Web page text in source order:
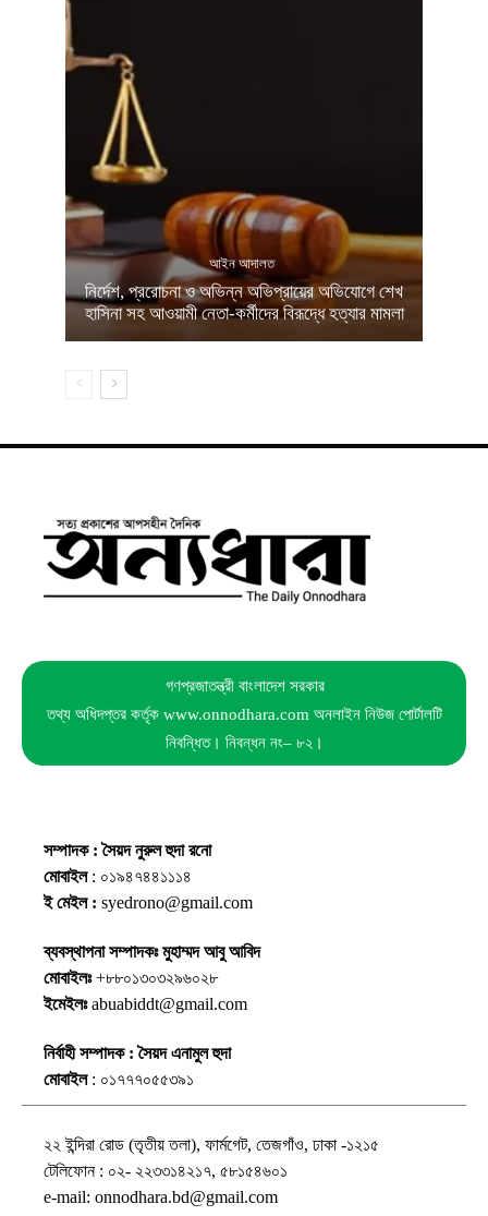
আইন আদালত
নির্দেশ, প্ররোচনা ও অভিন্ন অভিপ্রায়ের অভিযোগে শেখ
হাসিনা সহ আওয়ামী নেতা-কর্মীদের বিরূদ্ধে হত্যার মামলা
গণপ্রজাতন্ত্রী বাংলাদেশ সরকার
তথ্য অধিদপ্তর কর্তৃক www.onnodhara.com অনলাইন নিউজ পোর্টালটি
নিবন্ধিত। নিবন্ধন নং– ৮২।
সম্পাদক : সৈয়দ নুরুল হুদা রনো
মোবাইল: ০১৯৪৭৪৪১১১৪
ই মেইল : syedrono@gmail.com
ব্যবস্থাপনা সম্পাদকঃ মুহাম্মদ আবু আবিদ
মোবাইলঃ+৮৮০১৩০৩২৯৬০২৮
ইমেইলঃabuabiddt@gmail.com
নির্বাহী সম্পাদক : সৈয়দ এনামুল হুদা
মোবাইল: ০১৭৭৭০৫৫৩৯১
২২ ইন্দিরা রোড (তৃতীয় তলা), ফার্মগেট, তেজগাঁও, ঢাকা -১২১৫
টেলিফোন : ০২- ২২৩৩১৪২১৭, ৫৮১৫৪৬০১
e-mail: onnodhara.bd@gmail.com